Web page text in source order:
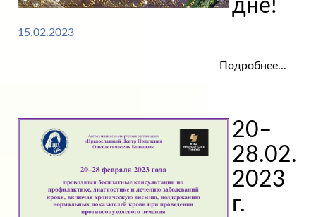
дне!
15.02.2023
Подробнее...
20–
28.02.
2023
г.